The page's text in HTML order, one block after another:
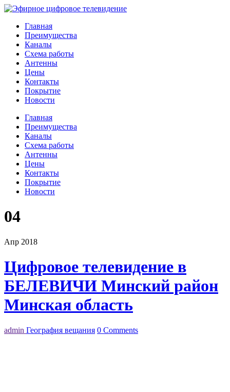
Главная
Преимущества
Каналы
Схема работы
Антенны
Цены
Контакты
Покрытие
Новости
Главная
Преимущества
Каналы
Схема работы
Антенны
Цены
Контакты
Покрытие
Новости
04
Апр 2018
Цифровое телевидение в
БЕЛЕВИЧИ Минский район
Минская область
admin География вещания 0 Comments